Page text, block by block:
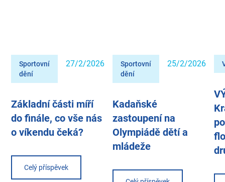
Sportovní
dění
27/2/2026
Základní části míří
do finále, co vše nás
o víkendu čeká?
Celý příspěvek
Sportovní
dění
25/2/2026
Kadaňské
zastoupení na
Olympiádě dětí a
mládeže